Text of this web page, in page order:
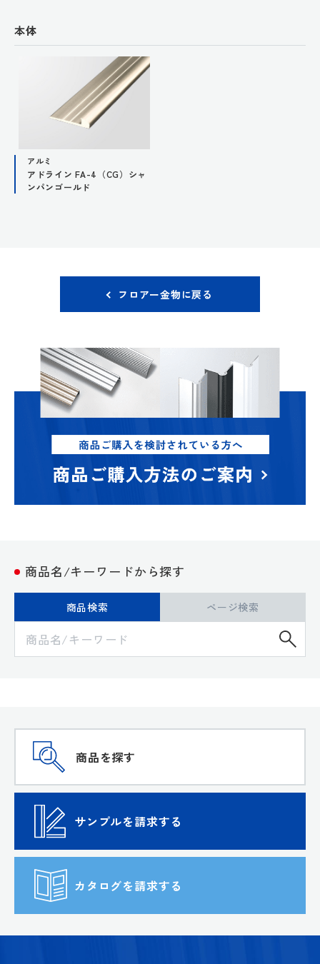
本体
アルミ
アドライン FA-4（CG）シャ
ンパンゴールド
フロアー金物に戻る
商品名/キーワードから探す
商品検索 ページ検索
商品を探す
サンプルを請求する
カタログを請求する